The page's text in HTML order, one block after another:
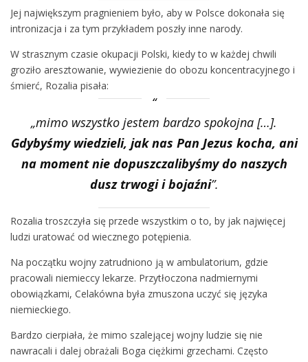
Jej największym pragnieniem było, aby w Polsce dokonała się
intronizacja i za tym przykładem poszły inne narody.
W strasznym czasie okupacji Polski, kiedy to w każdej chwili
groziło aresztowanie, wywiezienie do obozu koncentracyjnego i
śmierć, Rozalia pisała:
„mimo wszystko jestem bardzo spokojna […].
Gdybyśmy wiedzieli, jak nas Pan Jezus kocha, ani
na moment nie dopuszczalibyśmy do naszych
dusz trwogi i bojaźni”.
Rozalia troszczyła się przede wszystkim o to, by jak najwięcej
ludzi uratować od wiecznego potępienia.
Na początku wojny zatrudniono ją w ambulatorium, gdzie
pracowali niemieccy lekarze. Przytłoczona nadmiernymi
obowiązkami, Celakówna była zmuszona uczyć się języka
niemieckiego.
Bardzo cierpiała, że mimo szalejącej wojny ludzie się nie
nawracali i dalej obrażali Boga ciężkimi grzechami. Często